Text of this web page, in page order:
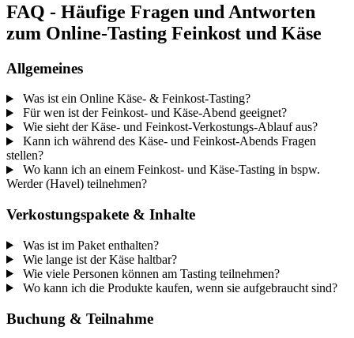
FAQ - Häufige Fragen und Antworten
zum Online-Tasting Feinkost und Käse
Allgemeines
Was ist ein Online Käse- & Feinkost-Tasting?
Für wen ist der Feinkost- und Käse-Abend geeignet?
Wie sieht der Käse- und Feinkost-Verkostungs-Ablauf aus?
Kann ich während des Käse- und Feinkost-Abends Fragen
stellen?
Wo kann ich an einem Feinkost- und Käse-Tasting in bspw.
Werder (Havel) teilnehmen?
Verkostungspakete & Inhalte
Was ist im Paket enthalten?
Wie lange ist der Käse haltbar?
Wie viele Personen können am Tasting teilnehmen?
Wo kann ich die Produkte kaufen, wenn sie aufgebraucht sind?
Buchung & Teilnahme